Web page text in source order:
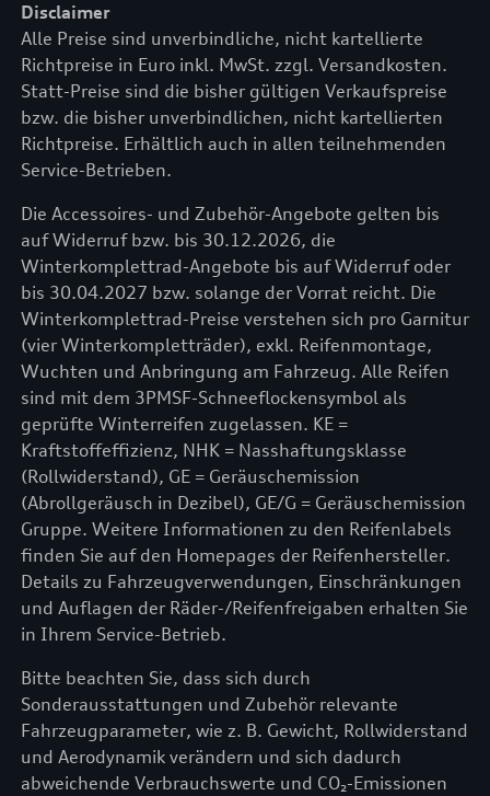
Disclaimer
Alle Preise sind unverbindliche, nicht kartellierte
Richtpreise in Euro inkl. MwSt. zzgl. Versandkosten.
Statt-Preise sind die bisher gültigen Verkaufspreise
bzw. die bisher unverbindlichen, nicht kartellierten
Richtpreise. Erhältlich auch in allen teilnehmenden
Service-Betrieben.
Die Accessoires- und Zubehör-Angebote gelten bis
auf Widerruf bzw. bis 30.12.2026, die
Winterkomplettrad-Angebote bis auf Widerruf oder
bis 30.04.2027 bzw. solange der Vorrat reicht. Die
Winterkomplettrad-Preise verstehen sich pro Garnitur
(vier Winterkompletträder), exkl. Reifenmontage,
Wuchten und Anbringung am Fahrzeug. Alle Reifen
sind mit dem 3PMSF-Schneeflockensymbol als
geprüfte Winterreifen zugelassen. KE =
Kraftstoffeffizienz, NHK = Nasshaftungsklasse
(Rollwiderstand), GE = Geräuschemission
(Abrollgeräusch in Dezibel), GE/G = Geräuschemission
Gruppe. Weitere Informationen zu den Reifenlabels
finden Sie auf den Homepages der Reifenhersteller.
Details zu Fahrzeugverwendungen, Einschränkungen
und Auflagen der Räder-/Reifenfreigaben erhalten Sie
in Ihrem Service-Betrieb.
Bitte beachten Sie, dass sich durch
Sonderausstattungen und Zubehör relevante
Fahrzeugparameter, wie z. B. Gewicht, Rollwiderstand
und Aerodynamik verändern und sich dadurch
abweichende Verbrauchswerte und CO₂-Emissionen